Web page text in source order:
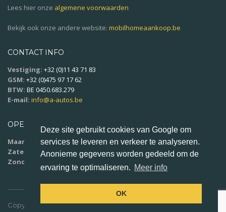
Lees hier onze algemene voorwaarden
Bekijk ook onze andere website: mobilhomeaankoop.be
CONTACT INFO
Vestiging: +32 (0)11 43 71 83
GSM: +32 (0)475 97 17 62
BTW: BE 0450.683.279
E-mail: info@a-autos.be
OPENINGSUREN
Maandag - vrijdag: 9u00 - 18u00
Zaterdag:10u00 - 16u00
Zondag:
Copyright ©2023 A-Autos BVBA
Deze site gebruikt cookies van Google om
services te leveren en verkeer te analyseren.
Anonieme gegevens worden gedeeld om de
ervaring te optimaliseren. Meer info
OK